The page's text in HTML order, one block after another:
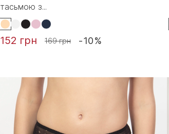
тасьмою з...
152 грн 169 грн -10%